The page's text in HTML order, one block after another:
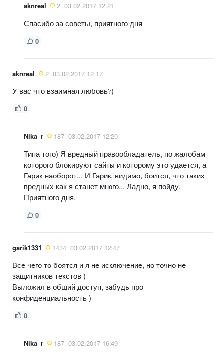
aknreal 2 03.02.2017 12:21
Спасибо за советы, приятного дня
0
aknreal 2 03.02.2017 12:17
У вас что взаимная любовь?)
0
Nika_r 187 03.02.2017 12:20
Типа того) Я вредный правообладатель, по жалобам
которого блокируют сайты и которому это удается, а
Гарик наоборот... И Гарик, видимо, боится, что таких
вредных как я станет много... Ладно, я пойду.
Приятного дня.
0
garik1331 1434 03.02.2017 12:47
Все чего то боятся и я не исключение, но точно не
защитников текстов )
Выложил в общий доступ, забудь про
конфиденциальность )
0
Nika_r 187 03.02.2017 16:49